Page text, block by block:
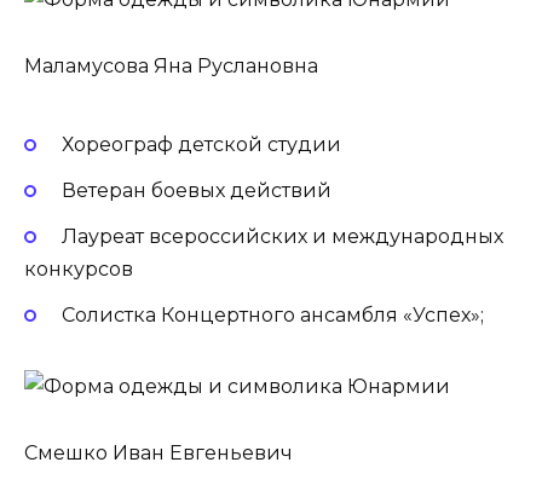
Маламусова Яна Руслановна
Хореограф детской студии
Ветеран боевых действий
Лауреат всероссийских и международных
конкурсов
Солистка Концертного ансамбля «Успех»;
Смешко Иван Евгеньевич